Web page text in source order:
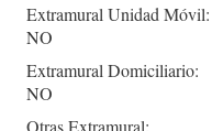
Extramural Unidad Móvil:
NO
Extramural Domiciliario:
NO
Otras Extramural: